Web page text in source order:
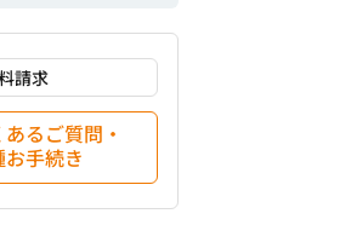
請求
あるご質問・
お手続き